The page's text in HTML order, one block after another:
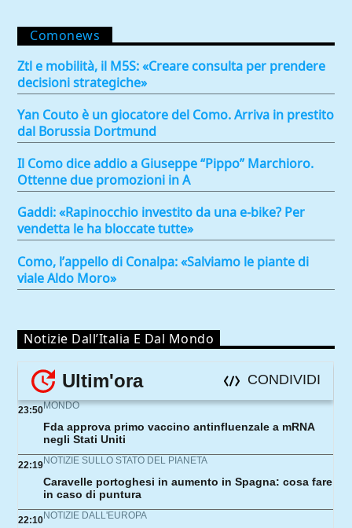
Comonews
Ztl e mobilità, il M5S: «Creare consulta per prendere
decisioni strategiche»
Yan Couto è un giocatore del Como. Arriva in prestito
dal Borussia Dortmund
Il Como dice addio a Giuseppe “Pippo” Marchioro.
Ottenne due promozioni in A
Gaddi: «Rapinocchio investito da una e-bike? Per
vendetta le ha bloccate tutte»
Como, l’appello di Conalpa: «Salviamo le piante di
viale Aldo Moro»
Notizie Dall’Italia E Dal Mondo